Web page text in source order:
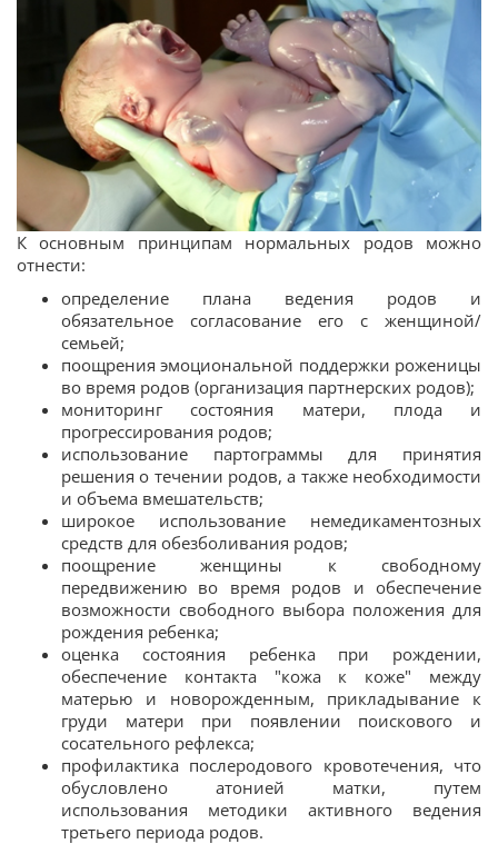
К основным принципам нормальных родов можно
отнести:
определение плана ведения родов и
обязательное согласование его с женщиной/
семьей;
поощрения эмоциональной поддержки роженицы
во время родов (организация партнерских родов);
мониторинг состояния матери, плода и
прогрессирования родов;
использование партограммы для принятия
решения о течении родов, а также необходимости
и объема вмешательств;
широкое использование немедикаментозных
средств для обезболивания родов;
поощрение женщины к свободному
передвижению во время родов и обеспечение
возможности свободного выбора положения для
рождения ребенка;
оценка состояния ребенка при рождении,
обеспечение контакта "кожа к коже" между
матерью и новорожденным, прикладывание к
груди матери при появлении поискового и
сосательного рефлекса;
профилактика послеродового кровотечения, что
обусловлено атонией матки, путем
использования методики активного ведения
третьего периода родов.